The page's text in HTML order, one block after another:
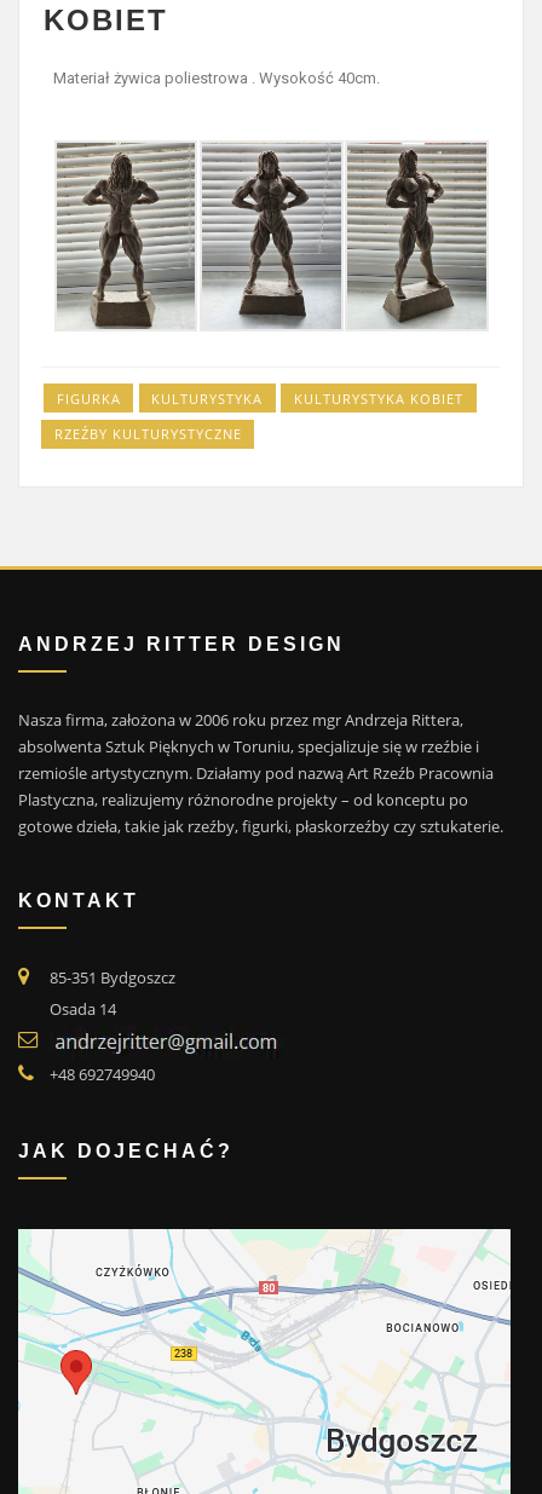
KOBIET
Materiał żywica poliestrowa . Wysokość 40cm.
FIGURKA KULTURYSTYKA
KULTURYSTYKA KOBIET
RZEŹBY KULTURYSTYCZNE
ANDRZEJ RITTER DESIGN
Nasza firma, założona w 2006 roku przez mgr Andrzeja Rittera,
absolwenta Sztuk Pięknych w Toruniu, specjalizuje się w rzeźbie i
rzemiośle artystycznym. Działamy pod nazwą Art Rzeźb Pracownia
Plastyczna, realizujemy różnorodne projekty – od konceptu po
gotowe dzieła, takie jak rzeźby, figurki, płaskorzeźby czy sztukaterie.
KONTAKT
85-351 Bydgoszcz
Osada 14
+48 692749940
JAK DOJECHAĆ?